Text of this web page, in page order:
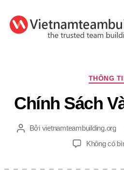
THÔNG
Chính Sách
TácBởi vietnamteambuilding.org
Không có